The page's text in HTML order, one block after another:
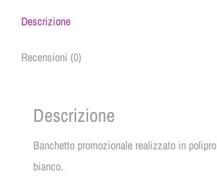
Descrizione
Recensioni (0)
Descrizione
Banchetto promozionale realizzato in
bianco.